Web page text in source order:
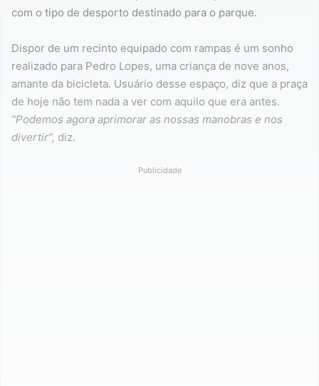
com o tipo de desporto destinado para o parque.
Dispor de um recinto equipado com rampas é um sonho
realizado para Pedro Lopes, uma criança de nove anos,
amante da bicicleta. Usuário desse espaço, diz que a praça
de hoje não tem nada a ver com aquilo que era antes.
“Podemos agora aprimorar as nossas manobras e nos
divertir”, diz.
Publicidade